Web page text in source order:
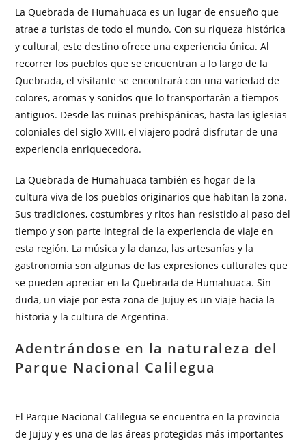
La Quebrada de Humahuaca es un lugar de ensueño que
atrae a turistas de todo el mundo. Con su riqueza histórica
y cultural, este destino ofrece una experiencia única. Al
recorrer los pueblos que se encuentran a lo largo de la
Quebrada, el visitante se encontrará con una variedad de
colores, aromas y sonidos que lo transportarán a tiempos
antiguos. Desde las ruinas prehispánicas, hasta las iglesias
coloniales del siglo XVIII, el viajero podrá disfrutar de una
experiencia enriquecedora.
La Quebrada de Humahuaca también es hogar de la
cultura viva de los pueblos originarios que habitan la zona.
Sus tradiciones, costumbres y ritos han resistido al paso del
tiempo y son parte integral de la experiencia de viaje en
esta región. La música y la danza, las artesanías y la
gastronomía son algunas de las expresiones culturales que
se pueden apreciar en la Quebrada de Humahuaca. Sin
duda, un viaje por esta zona de Jujuy es un viaje hacia la
historia y la cultura de Argentina.
Adentrándose en la naturaleza del
Parque Nacional Calilegua
El Parque Nacional Calilegua se encuentra en la provincia
de Jujuy y es una de las áreas protegidas más importantes